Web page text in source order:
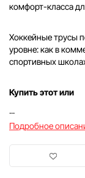
комфорт-класса
Хоккейные трусы
уровне: как в
спортивных
Купить этот или
...
Подробное